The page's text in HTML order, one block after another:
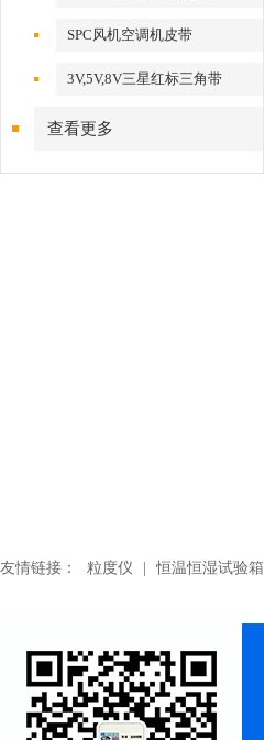
SPC风机空调机皮带
3V,5V,8V三星红标三角带
查看更多
友情链接： 粒度仪 恒温恒湿试验箱